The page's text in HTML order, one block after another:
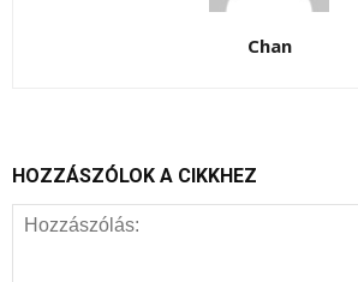
Chan
HOZZÁSZÓLOK A CIKKHEZ